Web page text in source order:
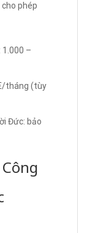
phép
1.000 –
tháng (tùy
Đức: bảo